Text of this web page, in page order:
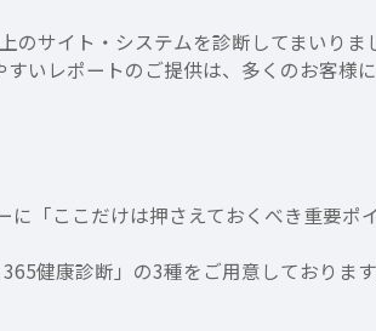
サイト・システムを診断してまいりま
いレポートのご提供は、多くのお客様に
「ここだけは押さえておくべき重要ポ
健康診断」の3種をご用意しておりま